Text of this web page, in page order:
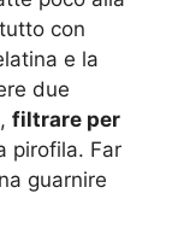
con
e la
due
filtrare per
pirofila. Far
guarnire